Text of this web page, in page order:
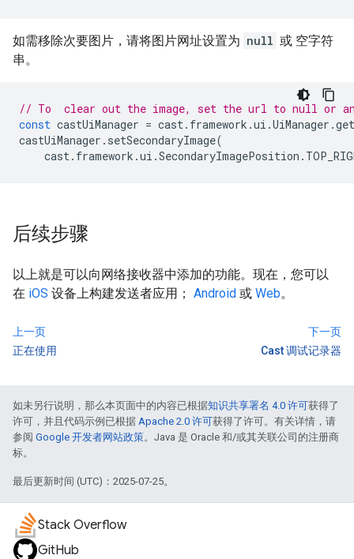
如需移除次要图片，请将图片网址设置为 null 或 空字符
串。
// To  clear out the image, set the url to null or
const castUiManager = cast. framework .ui .UiManager .
castUiManager . setSecondaryImage(
cast. framework .ui .SecondaryImagePosition .
后续步骤
以上就是可以向网络接收器中添加的功能。现在，您可以
在 iOS 设备上构建发送者应用； Android 或 Web。
上一页
正在使用
下一页
Cast 调试记录器
如未另行说明，那么本页面中的内容已根据知识共享署名 4.0 许可获得了
许可，并且代码示例已根据 Apache 2.0 许可获得了许可。有关详情，请
参阅 Google 开发者网站政策。Java 是 Oracle 和/或其关联公司的注册商
标。
最后更新时间 (UTC)：2025-07-25。
Stack Overflow
GitHub